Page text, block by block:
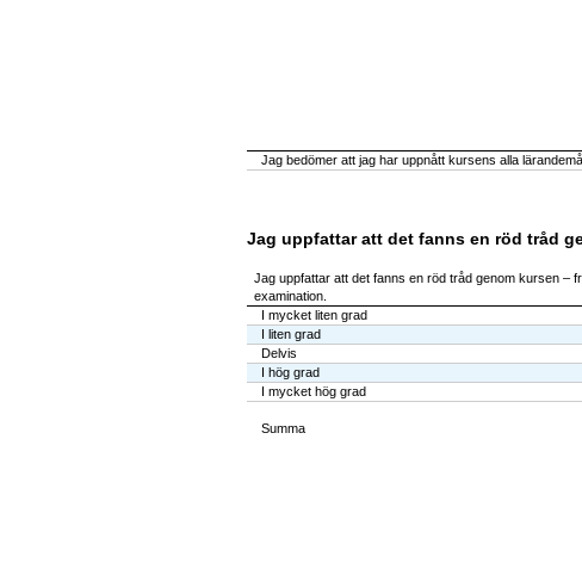
Jag bedömer att jag har uppnått kursens alla
Jag uppfattar att det fanns en röd tråd
Jag uppfattar att det fanns en röd tråd genom kursen –
examination.
I mycket liten grad
I liten grad
Delvis
I hög grad
I mycket hög grad
Summa